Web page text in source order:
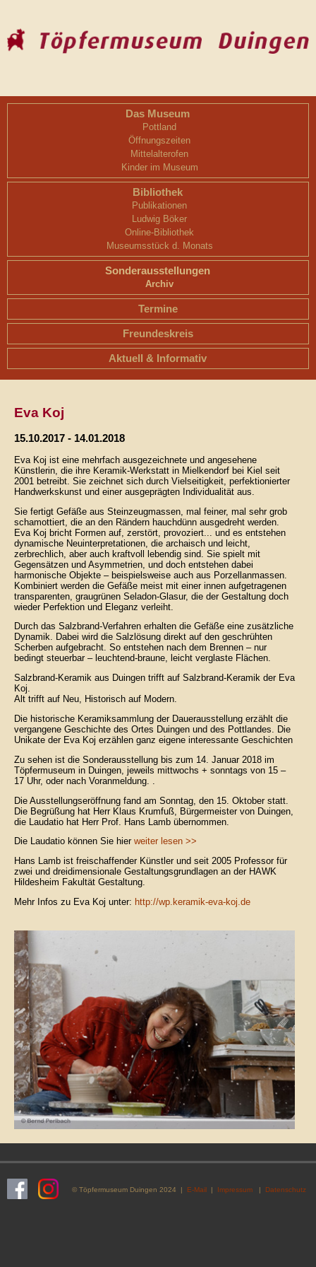
Das Museum
Pottland
Öffnungszeiten
Mittelalterofen
Kinder im Museum
Bibliothek
Publikationen
Ludwig Böker
Online-Bibliothek
Museumsstück d. Monats
Sonderausstellungen
Archiv
Termine
Freundeskreis
Aktuell & Informativ
Eva Koj
15.10.2017 - 14.01.2018
Eva Koj ist eine mehrfach ausgezeichnete und angesehene
Künstlerin, die ihre Keramik-Werkstatt in Mielkendorf bei Kiel seit
2001 betreibt. Sie zeichnet sich durch Vielseitigkeit, perfektionierter
Handwerkskunst und einer ausgeprägten Individualität aus.
Sie fertigt Gefäße aus Steinzeugmassen, mal feiner, mal sehr grob
schamottiert, die an den Rändern hauchdünn ausgedreht werden.
Eva Koj bricht Formen auf, zerstört, provoziert... und es entstehen
dynamische Neuinterpretationen, die archaisch und leicht,
zerbrechlich, aber auch kraftvoll lebendig sind. Sie spielt mit
Gegensätzen und Asymmetrien, und doch entstehen dabei
harmonische Objekte – beispielsweise auch aus Porzellanmassen.
Kombiniert werden die Gefäße meist mit einer innen aufgetragenen
transparenten, graugrünen Seladon-Glasur, die der Gestaltung doch
wieder Perfektion und Eleganz verleiht.
Durch das Salzbrand-Verfahren erhalten die Gefäße eine zusätzliche
Dynamik. Dabei wird die Salzlösung direkt auf den geschrühten
Scherben aufgebracht. So entstehen nach dem Brennen – nur
bedingt steuerbar – leuchtend-braune, leicht verglaste Flächen.
Salzbrand-Keramik aus Duingen trifft auf Salzbrand-Keramik der Eva
Koj.
Alt trifft auf Neu, Historisch auf Modern.
Die historische Keramiksammlung der Dauerausstellung erzählt die
vergangene Geschichte des Ortes Duingen und des Pottlandes. Die
Unikate der Eva Koj erzählen ganz eigene interessante Geschichten
Zu sehen ist die Sonderausstellung bis zum 14. Januar 2018 im
Töpfermuseum in Duingen, jeweils mittwochs + sonntags von 15 –
17 Uhr, oder nach Voranmeldung. .
Die Ausstellungseröffnung fand am Sonntag, den 15. Oktober statt.
Die Begrüßung hat Herr Klaus Krumfuß, Bürgermeister von Duingen,
die Laudatio hat Herr Prof. Hans Lamb übernommen.
Die Laudatio können Sie hier weiter lesen >>
Hans Lamb ist freischaffender Künstler und seit 2005 Professor für
zwei und dreidimensionale Gestaltungsgrundlagen an der HAWK
Hildesheim Fakultät Gestaltung.
Mehr Infos zu Eva Koj unter: http://wp.keramik-eva-koj.de
© Töpfermuseum Duingen 2024 | E-Mail | Impressum | Datenschutz